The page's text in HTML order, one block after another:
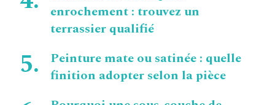
enrochement : trouvez un
terrassier qualifié
Peinture mate ou satinée : quelle
finition adopter selon la pièce